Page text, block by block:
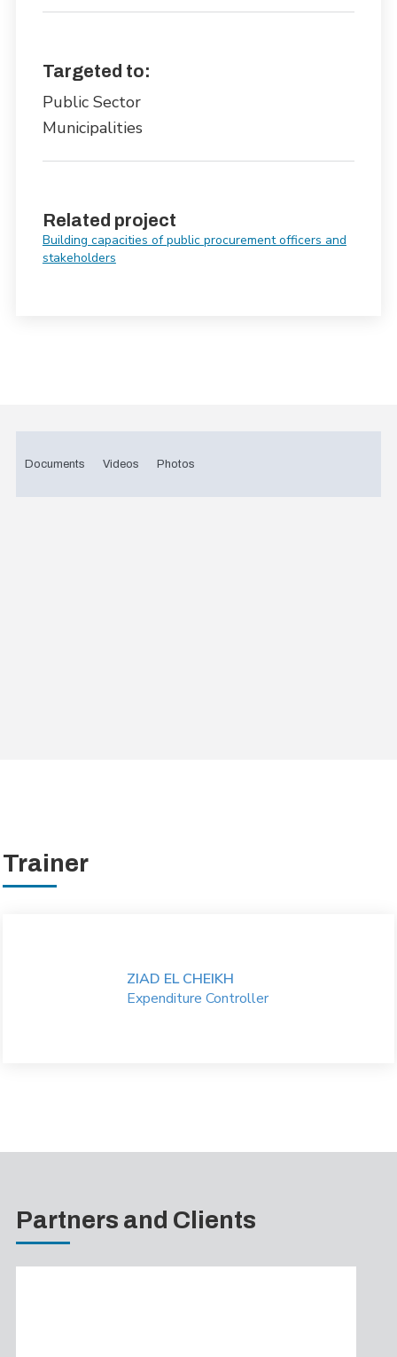
Targeted to:
Public Sector
Municipalities
Related project
Building capacities of public procurement officers and
stakeholders
Documents Videos Photos
Trainer
ZIAD EL CHEIKH
Expenditure Controller
Partners and Clients